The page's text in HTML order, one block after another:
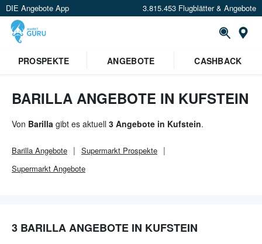
DIE Angebote App 3.815.453 Flugblätter & Angebote
PROSPEKTE ANGEBOTE CASHBACK
BARILLA ANGEBOTE IN KUFSTEIN
Von Barilla gibt es aktuell 3 Angebote in Kufstein.
Barilla Angebote Supermarkt Prospekte
Supermarkt Angebote
3 BARILLA ANGEBOTE IN KUFSTEIN